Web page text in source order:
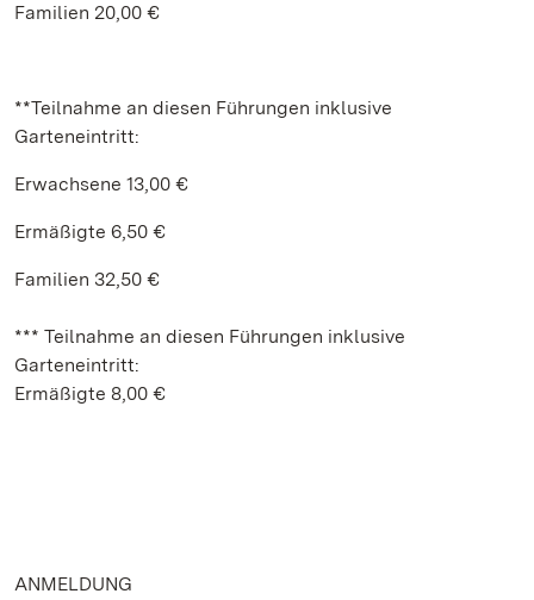
Familien 20,00 €
**Teilnahme an diesen Führungen inklusive
Garteneintritt:
Erwachsene 13,00 €
Ermäßigte 6,50 €
Familien 32,50 €
*** Teilnahme an diesen Führungen inklusive
Garteneintritt:
Ermäßigte 8,00 €
ANMELDUNG